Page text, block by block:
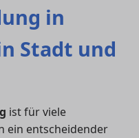
in
Stadt und
ist für viele
ein entscheidender